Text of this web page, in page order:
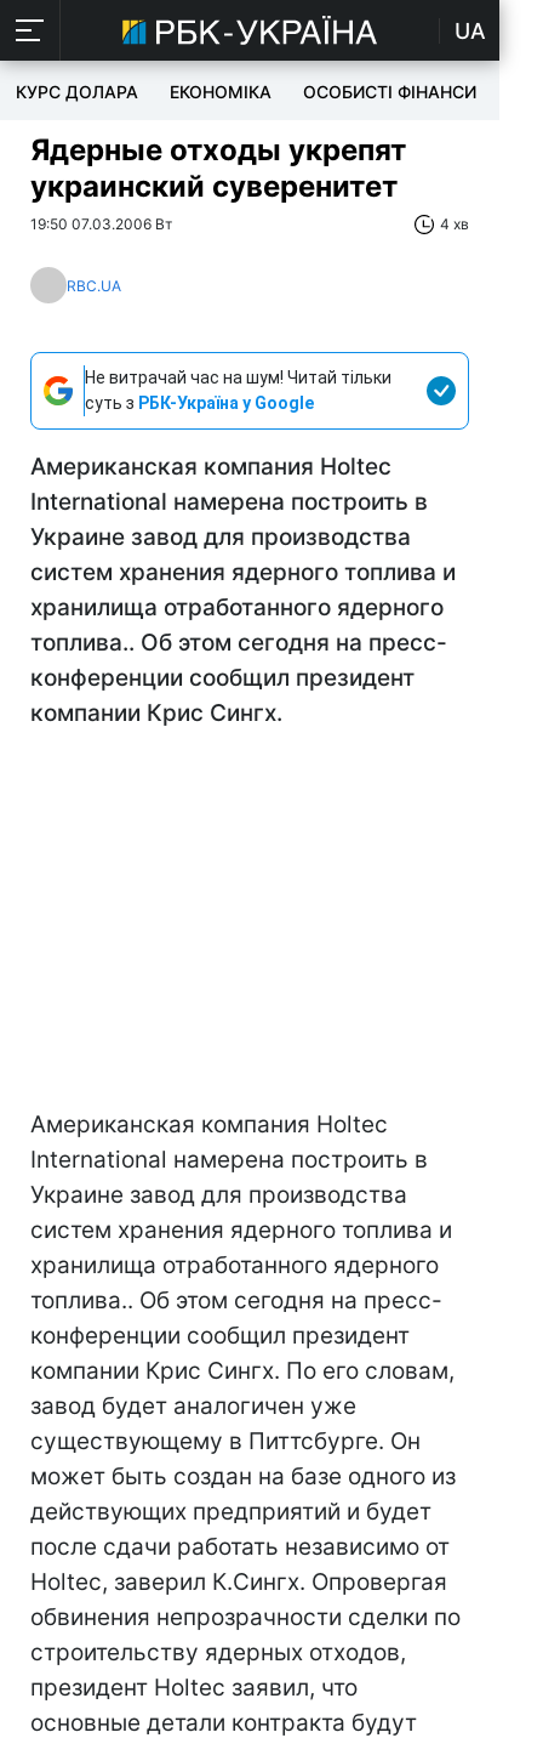
UA
КУРС ДОЛАРА ЕКОНОМІКА ОСОБИСТІ ФІНАНСИ
Ядерные отходы укрепят
украинский суверенитет
19:50 07.03.2006 Вт 4 хв
RBC.UA
Не витрачай час на шум! Читай тільки
суть з РБК-Україна у Google
Американская компания Holtec
International намерена построить в
Украине завод для производства
систем хранения ядерного топлива и
хранилища отработанного ядерного
топлива.. Об этом сегодня на пресс-
конференции сообщил президент
компании Крис Сингх.
Американская компания Holtec
International намерена построить в
Украине завод для производства
систем хранения ядерного топлива и
хранилища отработанного ядерного
топлива.. Об этом сегодня на пресс-
конференции сообщил президент
компании Крис Сингх. По его словам,
завод будет аналогичен уже
существующему в Питтсбурге. Он
может быть создан на базе одного из
действующих предприятий и будет
после сдачи работать независимо от
Holtec, заверил К.Сингх. Опровергая
обвинения непрозрачности сделки по
строительству ядерных отходов,
президент Holtec заявил, что
основные детали контракта будут